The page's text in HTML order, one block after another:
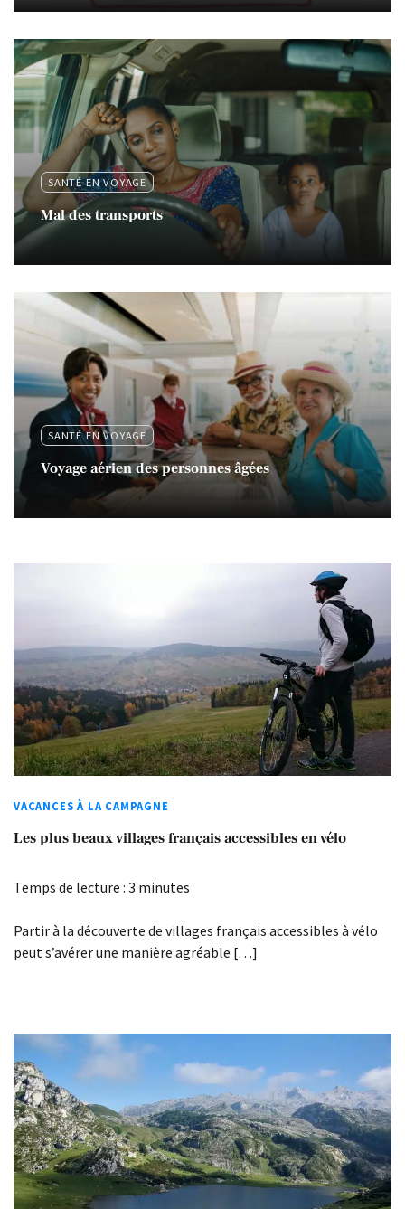
SANTÉ EN VOYAGE
Mal des transports
SANTÉ EN VOYAGE
Voyage aérien des personnes âgées
VACANCES À LA CAMPAGNE
Les plus beaux villages français accessibles en vélo
Temps de lecture : 3 minutes
Partir à la découverte de villages français accessibles à vélo
peut s’avérer une manière agréable […]